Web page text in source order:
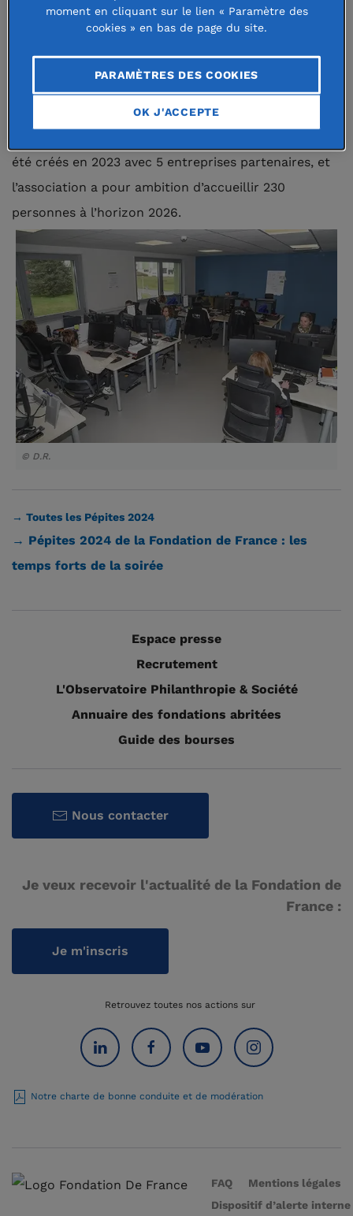
handicap. Ensemble, elles y développent de
multiples activités pour proposer un lieu aux
multiples fonctions pensé pour et animé par des
services de transport, centre médico-sportif, micro-
été créés en 2023 avec 5 entreprises partenaires, et
l’association a pour ambition d’accueillir 230
personnes à l’horizon 2026.
© D.R.
→ Toutes les Pépites 2024
→ Pépites 2024 de la Fondation de France : les
temps forts de la soirée
Espace presse
Recrutement
L'Observatoire Philanthropie & Société
Annuaire des fondations abritées
Guide des bourses
Nous contacter
Je veux recevoir l'actualité de la Fondation de
France :
Je m'inscris
Retrouvez toutes nos actions sur
Notre charte de bonne conduite et de modération
FAQ
Mentions légales
Dispositif d’alerte interne
moment en cliquant sur le lien « Paramètre des
cookies » en bas de page du site.
PARAMÈTRES DES COOKIES
OK J'ACCEPTE